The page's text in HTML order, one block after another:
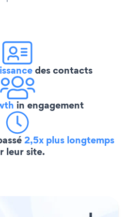
des contacts
in engagement
2,5x plus longtemps
leur site.